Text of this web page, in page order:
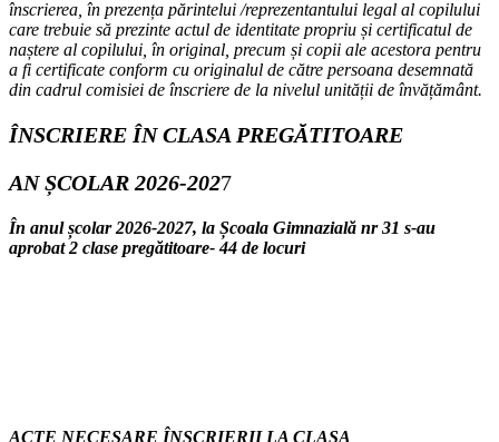
înscrierea, în prezența părintelui /reprezentantului legal al copilului
care trebuie să prezinte actul de identitate propriu și certificatul de
naștere al copilului, în original, precum și copii ale acestora pentru
a fi certificate conform cu originalul de către persoana desemnată
din cadrul comisiei de înscriere de la nivelul unității de învățământ.
ÎNSCRIERE ÎN CLASA PREGĂTITOARE
AN ȘCOLAR 2026-2027
În anul școlar 2026-2027, la Școala Gimnazială nr 31 s-au
aprobat 2 clase pregătitoare- 44 de locuri
ACTE NECESARE ÎNSCRIERII LA CLASA